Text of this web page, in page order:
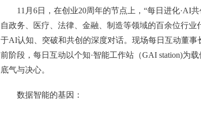
11月6日，在创业20周年的节点上，“每日进化·AI
自政务、医疗、法律、金融、制造等领域的百余位行
于AI认知、突破和共创的深度对话。现场每日互动董事
前阶段，每日互动以个知·智能工作站（GAI station)为
底气与决心。
数据智能的基因：